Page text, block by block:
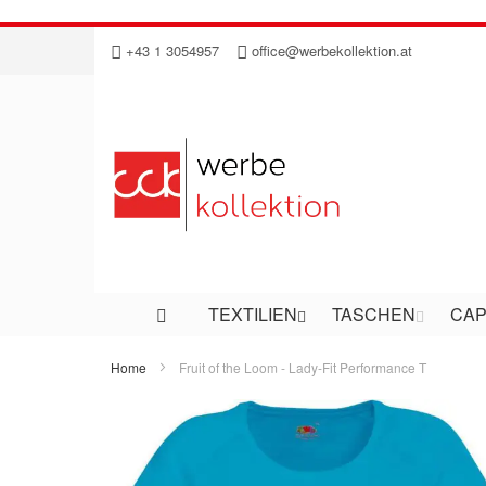
Direkt
Inhalt
+43 1 3054957 office@werbekollektion.at
TEXTILIEN TASCHEN
Home Fruit of the Loom - Lady-Fit Performance T
Bildergalerie